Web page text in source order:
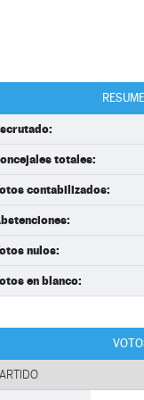
totales:
contabilizados:
nulos:
en blanco: